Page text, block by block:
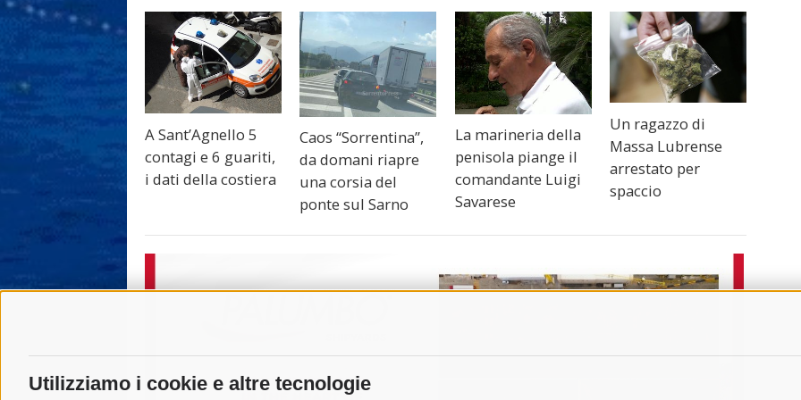
Utilizziamo i cookie e altre tecnologie
A Sant’Agnello 5
contagi e 6 guariti,
i dati della costiera
Caos “Sorrentina”,
da domani riapre
una corsia del
ponte sul Sarno
La marineria della
penisola piange il
comandante Luigi
Savarese
Un ragazzo di
Massa Lubrense
arrestato per
spaccio